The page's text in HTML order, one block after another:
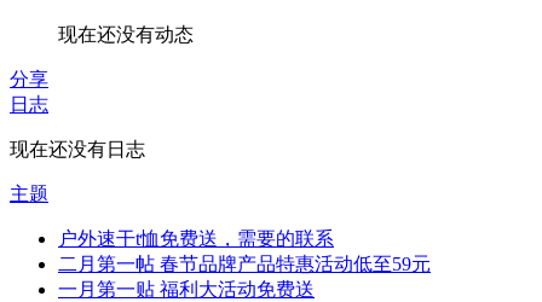
现在还没有动态
分享
日志
现在还没有日志
主题
户外速干t恤免费送，需要的联系
二月第一帖 春节品牌产品特惠活动低至59元
一月第一贴 福利大活动免费送